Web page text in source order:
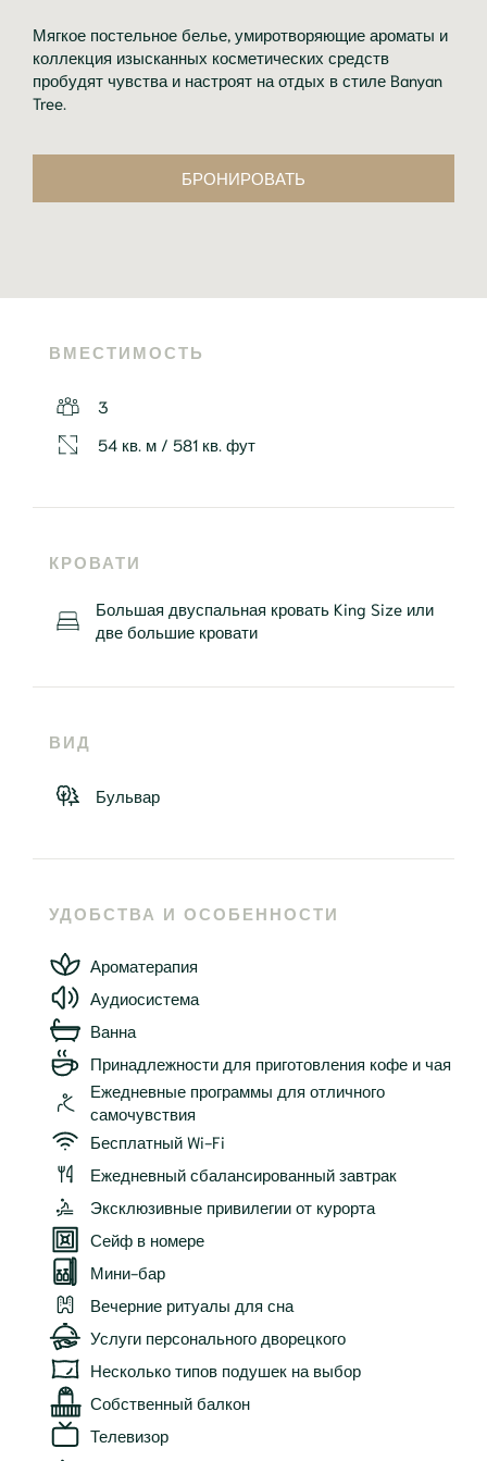
Мягкое постельное белье, умиротворяющие ароматы и
коллекция изысканных косметических средств
пробудят чувства и настроят на отдых в стиле Banyan
Tree.
БРОНИРОВАТЬ
ВМЕСТИМОСТЬ
3
54 кв. м / 581 кв. фут
КРОВАТИ
Большая двуспальная кровать King Size или
две большие кровати
ВИД
Бульвар
УДОБСТВА И ОСОБЕННОСТИ
Ароматерапия
Аудиосистема
Ванна
Принадлежности для приготовления кофе и чая
Ежедневные программы для отличного
самочувствия
Бесплатный Wi-Fi
Ежедневный сбалансированный завтрак
Эксклюзивные привилегии от курорта
Сейф в номере
Мини-бар
Вечерние ритуалы для сна
Услуги персонального дворецкого
Несколько типов подушек на выбор
Собственный балкон
Телевизор